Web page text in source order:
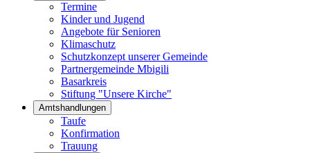
Termine
Kinder und Jugend
Angebote für Senioren
Klimaschutz
Schutzkonzept unserer Gemeinde
Partnergemeinde Mbigili
Basarkreis
Stiftung "Unsere Kirche"
Amtshandlungen
Taufe
Konfirmation
Trauung